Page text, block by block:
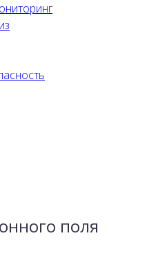
поля